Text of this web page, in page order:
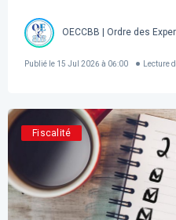
OECCBB | Ordre des
Publié le 15 Jul 2026 à 06:00 Lecture
Fiscalité